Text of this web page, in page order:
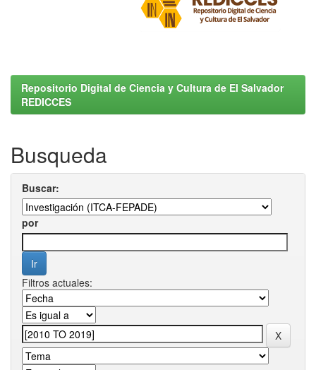
Repositorio Digital de Ciencia y Cultura de El Salvador
REDICCES
Busqueda
Buscar:
por
Filtros actuales: